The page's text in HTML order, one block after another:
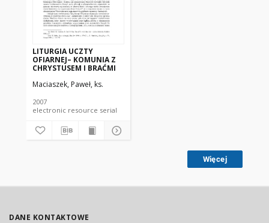
LITURGIA UCZTY
OFIARNEJ– KOMUNIA Z
CHRYSTUSEM I BRAĆMI
Maciaszek, Paweł, ks.
2007
electronic resource serial
Więcej
DANE KONTAKTOWE